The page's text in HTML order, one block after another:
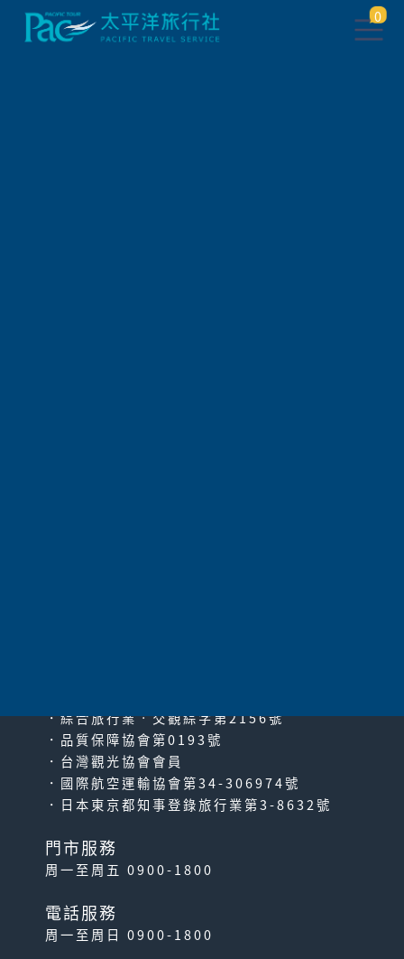
0
．綜合旅行業‧交觀綜字第2156號
．品質保障協會第0193號
．台灣觀光協會會員
．國際航空運輸協會第34-306974號
．日本東京都知事登錄旅行業第3-8632號
門市服務
周一至周五 0900-1800
電話服務
周一至周日 0900-1800